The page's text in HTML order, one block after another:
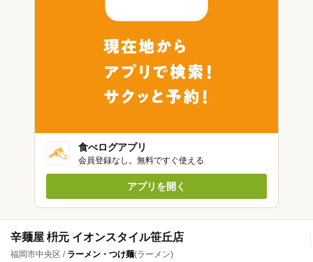
食べログアプリ
会員登録なし。無料ですぐ使える
アプリを開く
辛麺屋 枡元 イオンスタイル笹丘店
福岡市中央区 / ラーメン・つけ麺(ラーメン)